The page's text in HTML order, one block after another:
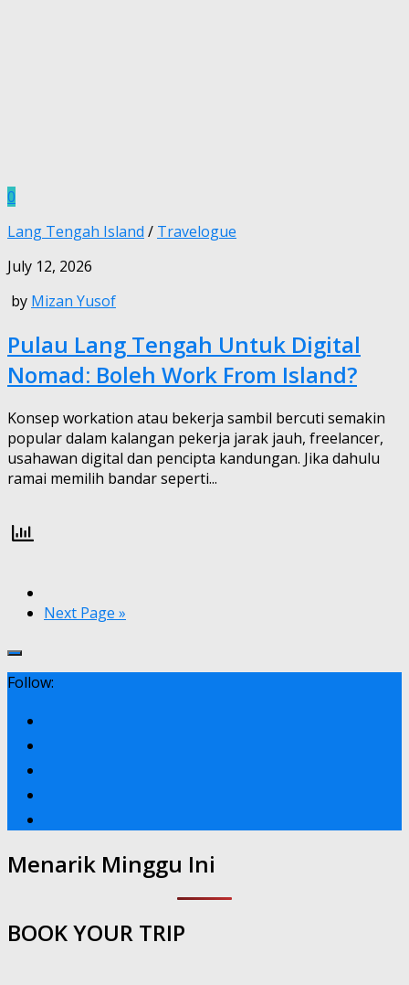
0
Lang Tengah Island / Travelogue
July 12, 2026
by Mizan Yusof
Pulau Lang Tengah Untuk Digital
Nomad: Boleh Work From Island?
Konsep workation atau bekerja sambil bercuti semakin
popular dalam kalangan pekerja jarak jauh, freelancer,
usahawan digital dan pencipta kandungan. Jika dahulu
ramai memilih bandar seperti...
Next Page »
Follow:
Menarik Minggu Ini
BOOK YOUR TRIP